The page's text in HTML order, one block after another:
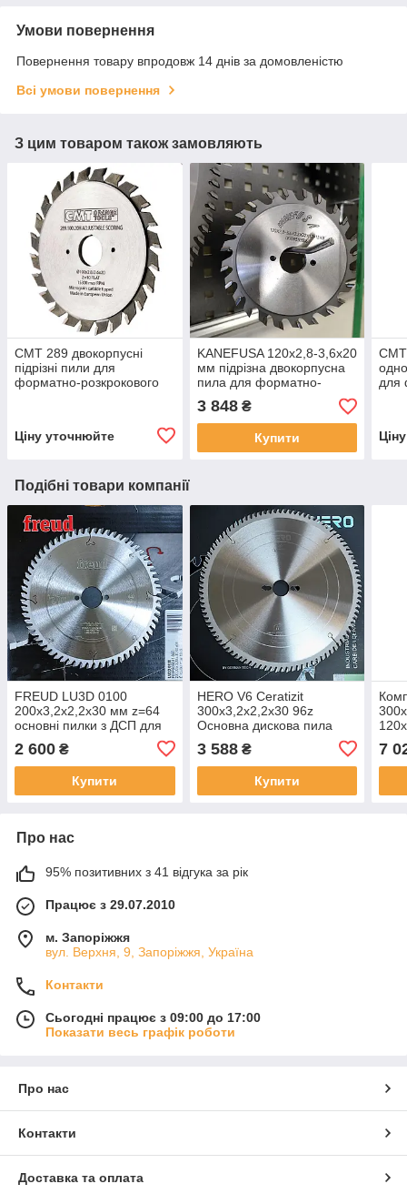
Умови повернення
Повернення товару впродовж 14 днів за домовленістю
Всі умови повернення
З цим товаром також замовляють
СМТ 289 двокорпусні
підрізні пили для
форматно-розкрокового
Ціну уточнюйте
KANEFUSA 120х2,8-3,6х20
мм підрізна двокорпусна
пила для форматно-
розкрійних верстатів
3 848₴
Купити
СМТ
для
Подібні товари компанії
FREUD LU3D 0100
200х3,2х2,2х30 мм z=64
основні пилки з ДСП для
верстатів
2 600 ₴
Купити
HERO V6 Ceratizit
300х3,2х2,2х30 96z
Основна дискова пила
3 588₴
Купити
7
Про нас
95% позитивних з 41 відгука за рік
Працює з 29.07.2010
м. Запоріжжя
вул. Верхня, 9, Запоріжжя, Україна
Контакти
Сьогодні працює з 09:00 до 17:00
Показати весь графік роботи
Про нас
Контакти
Доставка та оплата